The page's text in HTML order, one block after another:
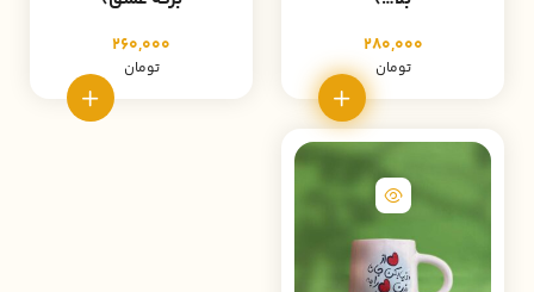
280,000
تومان
260,000
تومان